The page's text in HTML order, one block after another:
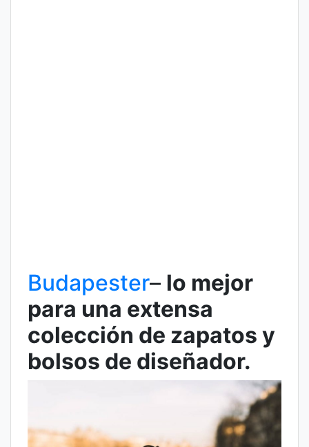
Budapester– lo mejor
para una extensa
colección de zapatos y
bolsos de diseñador.